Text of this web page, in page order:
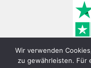
Wir verwenden
zu gewährleisten. Für